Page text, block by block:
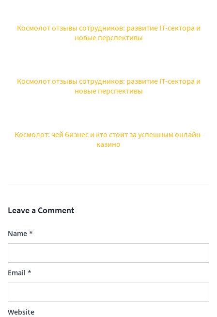
Космолот отзывы сотрудников: развитие IT-сектора и
новые перспективы
Космолот отзывы сотрудников: развитие IT-сектора и
новые перспективы
Космолот: чей бизнес и кто стоит за успешным онлайн-
казино
Leave a Comment
Name *
Email *
Website